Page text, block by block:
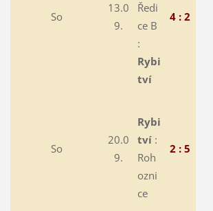
So
13.0
9.
Ředi
ce B
:
Rybi
tví
4 : 2
So
20.0
9.
Rybi
tví :
Roh
ozni
ce
2 : 5